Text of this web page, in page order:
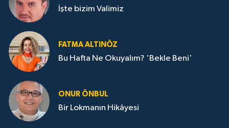
İşte bizim Valimiz
FATMA ALTINÖZ
Bu Hafta Ne Okuyalım? 'Bekle Beni'
ONUR ÖNBUL
Bir Lokmanın Hikâyesi